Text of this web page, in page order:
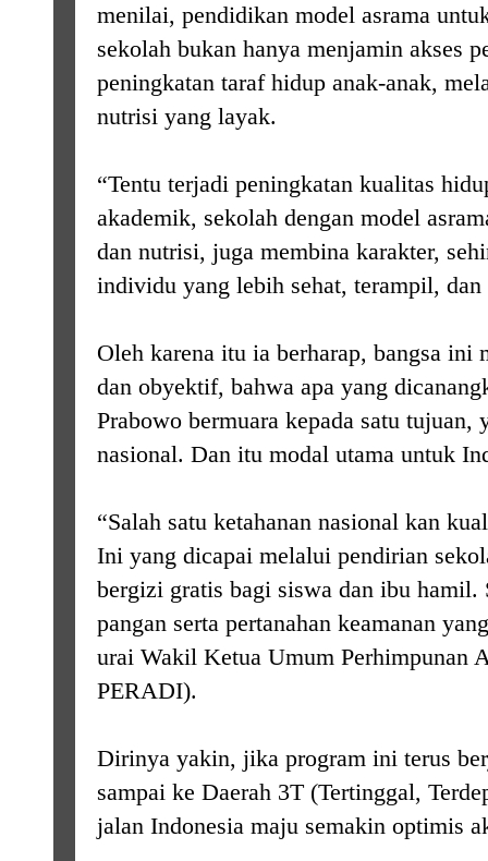
menilai, pendidikan model asrama
sekolah bukan hanya menjamin akses
peningkatan taraf hidup anak-anak,
nutrisi yang layak.
“Tentu terjadi peningkatan kualitas
akademik, sekolah dengan model
dan nutrisi, juga membina karakter,
individu yang lebih sehat, terampil, dan
Oleh karena itu ia berharap, bangsa ini
dan obyektif, bahwa apa yang
Prabowo bermuara kepada satu tujuan,
nasional. Dan itu modal utama untuk
“Salah satu ketahanan nasional kan
Ini yang dicapai melalui pendirian
bergizi gratis bagi siswa dan ibu hamil.
pangan serta pertanahan keamanan
urai Wakil Ketua Umum Perhimpunan
PERADI).
Dirinya yakin, jika program ini terus
sampai ke Daerah 3T (Tertinggal,
jalan Indonesia maju semakin optimis